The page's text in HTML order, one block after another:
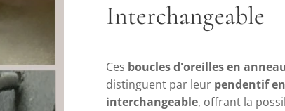
Interchangeable
Ces boucles d'oreilles en
distinguent par leur pendentif
interchangeable, offrant la